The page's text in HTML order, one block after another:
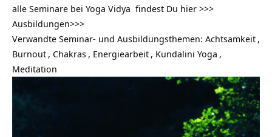
alle Seminare bei Yoga Vidya findest Du hier >>>
Ausbildungen>>>
Verwandte Seminar- und Ausbildungsthemen: Achtsamkeit ,
Burnout , Chakras , Energiearbeit , Kundalini Yoga ,
Meditation